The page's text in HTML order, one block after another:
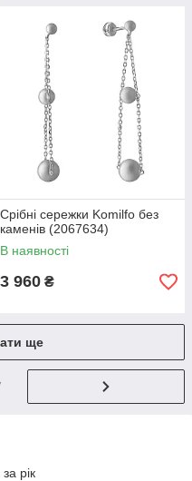
Срібні сережки Komilfo без
каменів (2067634)
В наявності
3 960 ₴
ще
рік